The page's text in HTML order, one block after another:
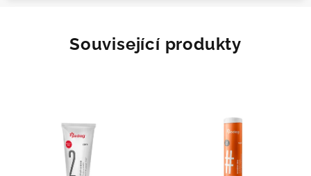
Související produkty